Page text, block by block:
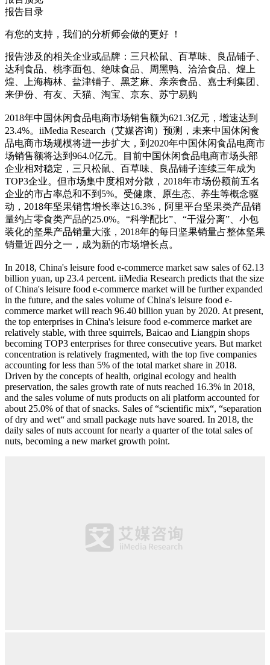
报告目录
有您的支持，我们的分析师会做的更好 ！
报告涉及的相关企业或品牌：三只松鼠、百草味、良品铺子、
达利食品、桃李面包、绝味食品、周黑鸭、洽洽食品、煌上
煌、上海梅林、盐津铺子、黑芝麻、亲亲食品、嘉士利集团、
来伊份、有友、天猫、淘宝、京东、苏宁易购
2018年中国休闲食品电商市场销售额为621.3亿元，增速达到
23.4%。iiMedia Research（艾媒咨询）预测，未来中国休闲食
品电商市场规模将进一步扩大，到2020年中国休闲食品电商市
场销售额将达到964.0亿元。目前中国休闲食品电商市场头部
企业相对稳定，三只松鼠、百草味、良品铺子连续三年成为
TOP3企业。但市场集中度相对分散，2018年市场份额前五名
企业的市占率总和不到5%。受健康、原生态、养生等概念驱
动，2018年坚果销售增长率达16.3%，阿里平台坚果类产品销
量约占零食类产品的25.0%。“科学配比”、“干湿分离”、小包
装化的坚果产品销量大涨，2018年的每日坚果销量占整体坚果
销量近四分之一，成为新的市场增长点。
In 2018, China's leisure food e-commerce market saw sales of 62.13
billion yuan, up 23.4 percent. iiMedia Research predicts that the size
of China's leisure food e-commerce market will be further expanded
in the future, and the sales volume of China's leisure food e-
commerce market will reach 96.40 billion yuan by 2020. At present,
the top enterprises in China's leisure food e-commerce market are
relatively stable, with three squirrels, Baicao and Liangpin shops
becoming TOP3 enterprises for three consecutive years. But market
concentration is relatively fragmented, with the top five companies
accounting for less than 5% of the total market share in 2018.
Driven by the concepts of health, original ecology and health
preservation, the sales growth rate of nuts reached 16.3% in 2018,
and the sales volume of nuts products on ali platform accounted for
about 25.0% of that of snacks. Sales of “scientific mix“, “separation
of dry and wet“ and small package nuts have soared. In 2018, the
daily sales of nuts account for nearly a quarter of the total sales of
nuts, becoming a new market growth point.